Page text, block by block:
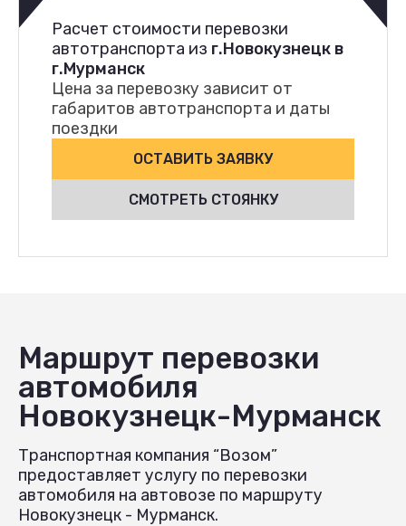
Расчет стоимости перевозки
автотранспорта из г.Новокузнецк в
г.Мурманск
Цена за перевозку зависит от
габаритов автотранспорта и даты
поездки
ОСТАВИТЬ ЗАЯВКУ
СМОТРЕТЬ СТОЯНКУ
Маршрут перевозки
автомобиля
Новокузнецк-Мурманск
Транспортная компания “Возом”
предоставляет услугу по перевозки
автомобиля на автовозе по маршруту
Новокузнецк - Мурманск.